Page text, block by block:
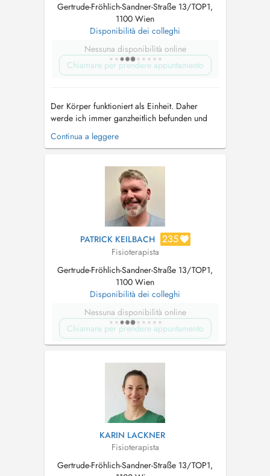
Gertrude-Fröhlich-Sandner-Straße 13/TOP1,
1100 Wien
Disponibilità dei colleghi
Nessuna disponibilità online
Chiamare per prendere appuntamento
Der Körper funktioniert als Einheit. Daher
werde ich immer ganzheitlich befunden und
therapieren. Ihre persönlichen Wünsche sind
wichtig zur Definition unseres Therapieziels.
Ihrer Orientierung: - Schmerztherapie -
Spannungszustände in jeder Hinsicht -...
Continua a leggere
PATRICK KEILBACH 235
Fisioterapista
Gertrude-Fröhlich-Sandner-Straße 13/TOP1,
1100 Wien
Disponibilità dei colleghi
Nessuna disponibilità online
Chiamare per prendere appuntamento
KARIN LACKNER
Fisioterapista
Gertrude-Fröhlich-Sandner-Straße 13/TOP1,